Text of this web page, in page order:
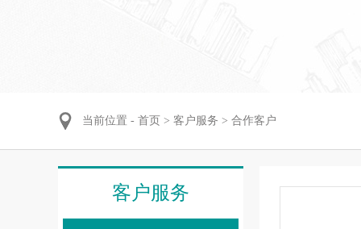
当前位置 - 首页 > 客户服务 > 合作客户
客户服务